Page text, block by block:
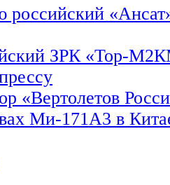
российский
ЗРК «Тор-
«Вертолетов
Ми-171А3 в